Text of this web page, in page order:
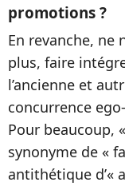
promotions ?
En revanche, ne
plus, faire
l’ancienne et
concurrence
Pour beaucoup, «
synonyme de «
antithétique d’«